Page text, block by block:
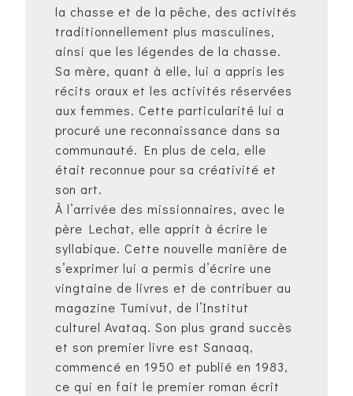
la chasse et de la pêche, des activités
traditionnellement plus masculines,
ainsi que les légendes de la chasse.
Sa mère, quant à elle, lui a appris les
récits oraux et les activités réservées
aux femmes. Cette particularité lui a
procuré une reconnaissance dans sa
communauté. En plus de cela, elle
était reconnue pour sa créativité et
son art.
À l’arrivée des missionnaires, avec le
père Lechat, elle apprit à écrire le
syllabique. Cette nouvelle manière de
s’exprimer lui a permis d’écrire une
vingtaine de livres et de contribuer au
magazine Tumivut, de l’Institut
culturel Avataq. Son plus grand succès
et son premier livre est Sanaaq,
commencé en 1950 et publié en 1983,
ce qui en fait le premier roman écrit